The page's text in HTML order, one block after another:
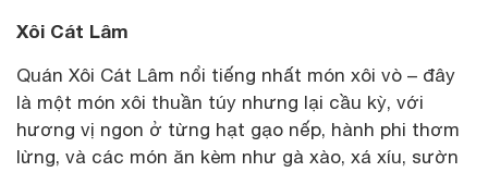
Xôi Cát Lâm
Quán Xôi Cát Lâm nổi tiếng nhất món xôi vò – đây
là một món xôi thuần túy nhưng lại cầu kỳ, với
hương vị ngon ở từng hạt gạo nếp, hành phi thơm
lừng, và các món ăn kèm như gà xào, xá xíu, sườn